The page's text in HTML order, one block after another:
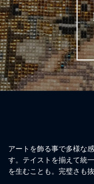
アートを飾る事で多様な
す。テイストを揃えて統
を生むことも。完璧さも